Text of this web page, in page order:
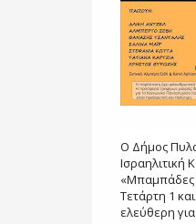
Ο Δήμος
Ισραηλιτική
«Μπαμπάδες
Τετάρτη 1
ελεύθερη